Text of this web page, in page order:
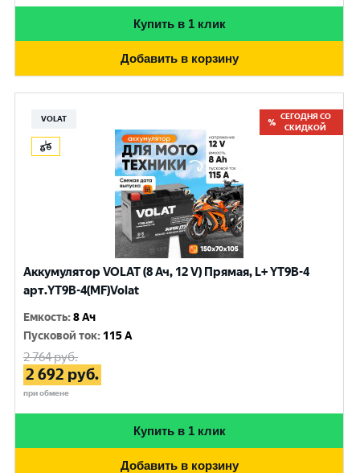
Купить в 1 клик
Добавить в корзину
VOLAT
СЕГОДНЯ СО
СКИДКОЙ
Аккумулятор VOLAT (8 Ач, 12 V) Прямая, L+ YT9B-4
арт.YT9B-4(MF)Volat
Емкость:8 Ач
Пусковой ток: 115 A
2 764руб.
2 692 руб.
при обмене
Купить в 1 клик
Добавить в корзину